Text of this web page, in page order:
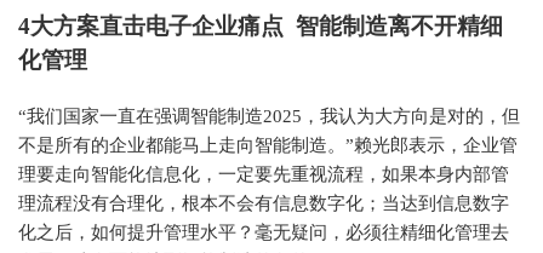
4大方案直击电子企业痛点 智能制造离不开精细
化管理
“我们国家一直在强调智能制造2025，我认为大方向是对的，但
不是所有的企业都能马上走向智能制造。”赖光郎表示，企业管
理要走向智能化信息化，一定要先重视流程，如果本身内部管
理流程没有合理化，根本不会有信息数字化；当达到信息数字
化之后，如何提升管理水平？毫无疑问，必须往精细化管理去